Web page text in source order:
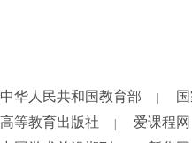
中华人民共和国教育部
高等教育出版社 爱课程网